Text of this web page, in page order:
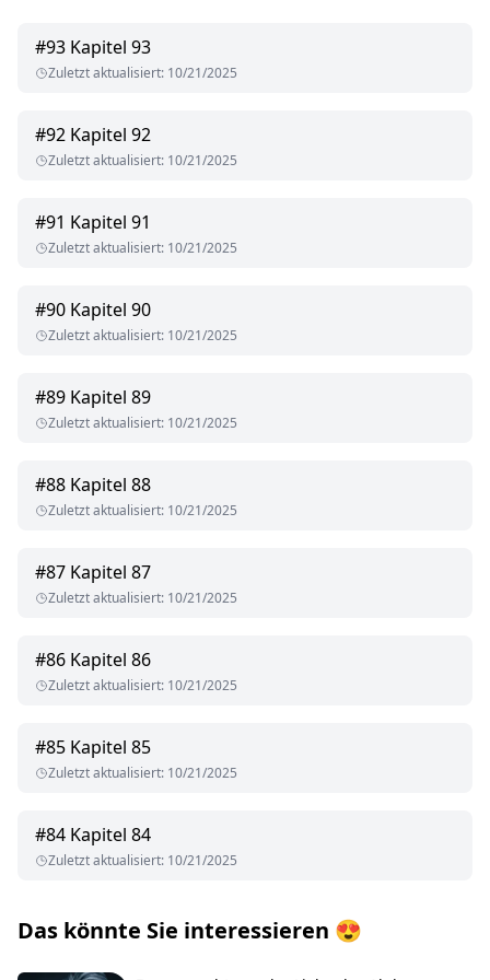
#93 Kapitel 93
Zuletzt aktualisiert: 10/21/2025
#92 Kapitel 92
Zuletzt aktualisiert: 10/21/2025
#91 Kapitel 91
Zuletzt aktualisiert: 10/21/2025
#90 Kapitel 90
Zuletzt aktualisiert: 10/21/2025
#89 Kapitel 89
Zuletzt aktualisiert: 10/21/2025
#88 Kapitel 88
Zuletzt aktualisiert: 10/21/2025
#87 Kapitel 87
Zuletzt aktualisiert: 10/21/2025
#86 Kapitel 86
Zuletzt aktualisiert: 10/21/2025
#85 Kapitel 85
Zuletzt aktualisiert: 10/21/2025
#84 Kapitel 84
Zuletzt aktualisiert: 10/21/2025
Das könnte Sie interessieren 😍